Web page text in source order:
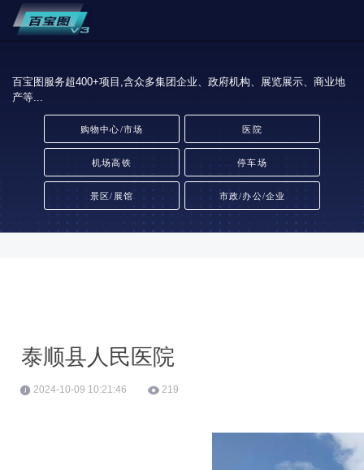
百宝图服务超400+项目,含众多集团企业、政府机构、展览展示、商业地
产等...
购物中心/市场 医院
机场高铁 停车场
景区/展馆 市政/办公/企业
泰顺县人民医院
2024-10-09 10:21:46 219